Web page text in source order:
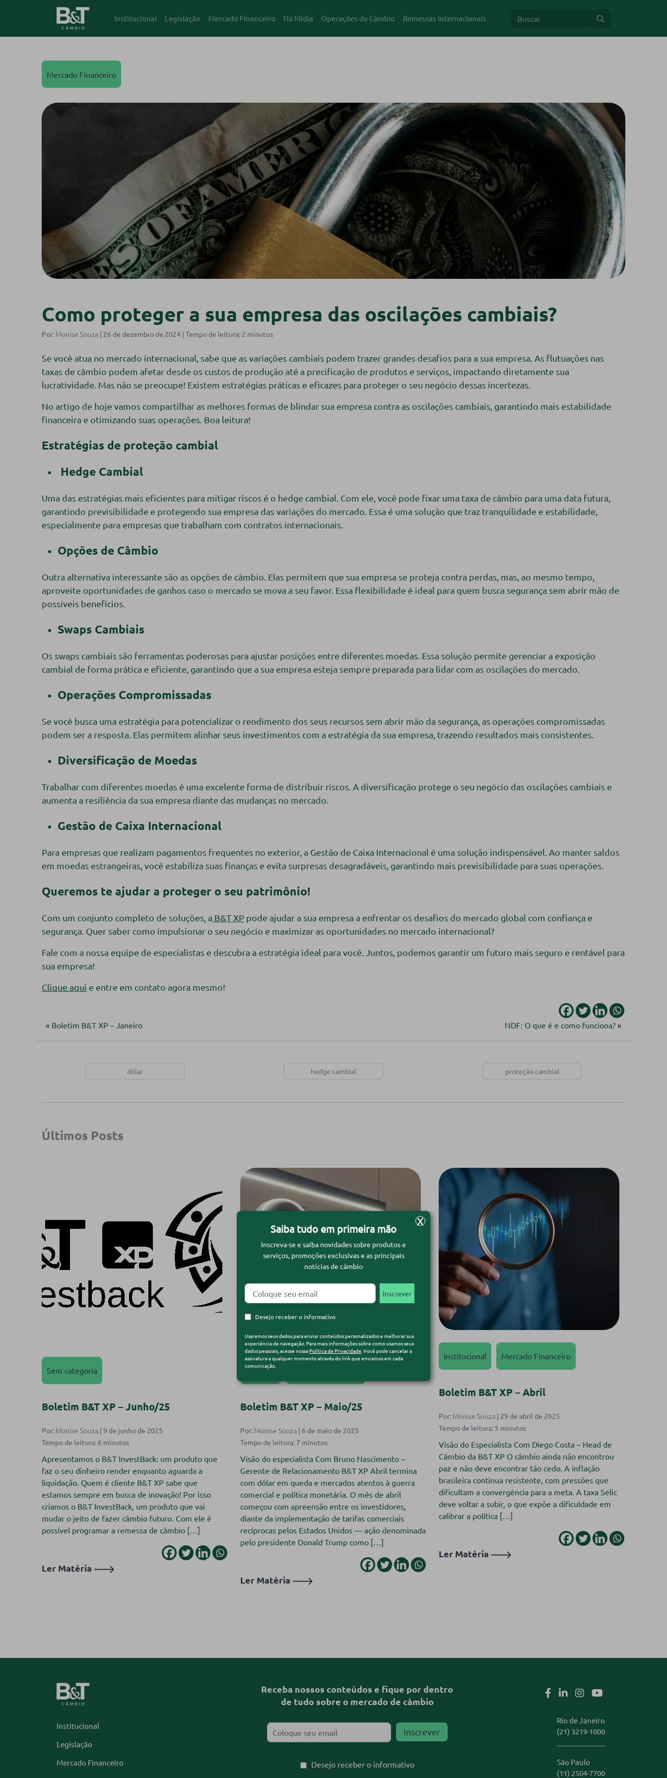
Institucional Legislação Mercado Financeiro Na Mídia Operações de Câmbio Remessas Internacionais
Mercado Financeiro
Como proteger a sua empresa das oscilações cambiais?
Por: Monise Souza | 26 de dezembro de 2024 |
Se você atua no mercado internacional, sabe que as variações cambiais podem trazer grandes desafios para a sua empresa. As flutuações nas
taxas de câmbio podem afetar desde os custos de produção até a precificação de produtos e serviços, impactando diretamente sua
lucratividade. Mas não se preocupe! Existem estratégias práticas e eficazes para proteger o seu negócio dessas incertezas.
No artigo de hoje vamos compartilhar as melhores formas de blindar sua empresa contra as oscilações cambiais, garantindo mais estabilidade
financeira e otimizando suas operações. Boa leitura!
Estratégias de proteção cambial
Hedge Cambial
Uma das estratégias mais eficientes para mitigar riscos é o hedge cambial. Com ele, você pode fixar uma taxa de câmbio para uma data futura,
garantindo previsibilidade e protegendo sua empresa das variações do mercado. Essa é uma solução que traz tranquilidade e estabilidade,
especialmente para empresas que trabalham com contratos internacionais.
Opções de Câmbio
Outra alternativa interessante são as opções de câmbio. Elas permitem que sua empresa se proteja contra perdas, mas, ao mesmo tempo,
aproveite oportunidades de ganhos caso o mercado se mova a seu favor. Essa flexibilidade é ideal para quem busca segurança sem abrir mão de
possíveis benefícios.
Swaps Cambiais
Os swaps cambiais são ferramentas poderosas para ajustar posições entre diferentes moedas. Essa solução permite gerenciar a exposição
cambial de forma prática e eficiente, garantindo que a sua empresa esteja sempre preparada para lidar com as oscilações do mercado.
Operações Compromissadas
Se você busca uma estratégia para potencializar o rendimento dos seus recursos sem abrir mão da segurança, as operações compromissadas
podem ser a resposta. Elas permitem alinhar seus investimentos com a estratégia da sua empresa, trazendo resultados mais consistentes.
Diversificação de Moedas
Trabalhar com diferentes moedas é uma excelente forma de distribuir riscos. A diversificação protege o seu negócio das oscilações cambiais e
aumenta a resiliência da sua empresa diante das mudanças no mercado.
Gestão de Caixa Internacional
Para empresas que realizam pagamentos frequentes no exterior, a Gestão de Caixa Internacional é uma solução indispensável. Ao manter saldos
em moedas estrangeiras, você estabiliza suas finanças e evita surpresas desagradáveis, garantindo mais previsibilidade para suas operações.
Queremos te ajudar a proteger o seu patrimônio!
Com um conjunto completo de soluções, a B&T XP pode ajudar a sua empresa a enfrentar os desafios do mercado global com confiança e
segurança. Quer saber como impulsionar o seu negócio e maximizar as oportunidades no mercado internacional?
Fale com a nossa equipe de especialistas e descubra a estratégia ideal para você. Juntos, podemos garantir um futuro mais seguro e rentável para
sua empresa!
Clique aqui e entre em contato agora mesmo!
« Boletim B&T XP – Janeiro NDF: O que é e como funciona? »
dólar hedge cambial proteção cambial
Últimos Posts
Sem categoria
Boletim B&T XP – Junho/25
Por: Monise Souza | 9 de junho de 2025
Apresentamos o B&T InvestBack: um produto que
faz o seu dinheiro render enquanto aguarda a
liquidação. Quem é cliente B&T XP sabe que
estamos sempre em busca de inovação! Por isso
criamos o B&T InvestBack, um produto que vai
mudar o jeito de fazer câmbio futuro. Com ele é
possível programar a remessa de câmbio […]
Ler Matéria
Mercado
Boletim B&T XP – Maio/25
Por: Monise Souza | 6 de maio de 2025
Visão do especialista Com Bruno Nascimento –
Gerente de Relacionamento B&T XP Abril termina
com dólar em queda e mercados atentos à guerra
comercial e política monetária. O mês de abril
começou com apreensão entre os investidores,
diante da implementação de tarifas comerciais
recíprocas pelos Estados Unidos — ação denominada
pelo presidente Donald Trump como […]
Ler Matéria
Institucional Mercado Financeiro
Boletim B&T XP – Abril
Por: Monise Souza | 29 de abril de 2025
Visão do Especialista Com Diego Costa – Head de
Câmbio da B&T XP O câmbio ainda não encontrou
paz e não deve encontrar tão cedo. A inflação
brasileira continua resistente, com pressões que
dificultam a convergência para a meta. A taxa Selic
deve voltar a subir, o que expõe a dificuldade em
calibrar a política […]
Ler Matéria
Institucional
Legislação
Mercado Financeiro
Receba nossos conteúdos e fique por dentro
de tudo sobre o mercado de câmbio
Desejo receber o informativo
Rio de Janeiro
(21) 3219-1000
São Paulo
(11) 2504-7700
X
Saiba tudo em primeira mão
Inscreva-se e saiba novidades sobre produtos e
serviços, promoções exclusivas e as principais
notícias de câmbio
Desejo receber o informativo
Usaremos seus dados para enviar conteúdos personalizados e melhorar sua
experiência de navegação. Para mais informações sobre como usamos seus
dados pessoais, acesse nossaPolítica de Privacidade. Você pode cancelar a
assinatura a qualquer momento através do link que enviamos em cada
comunicação.